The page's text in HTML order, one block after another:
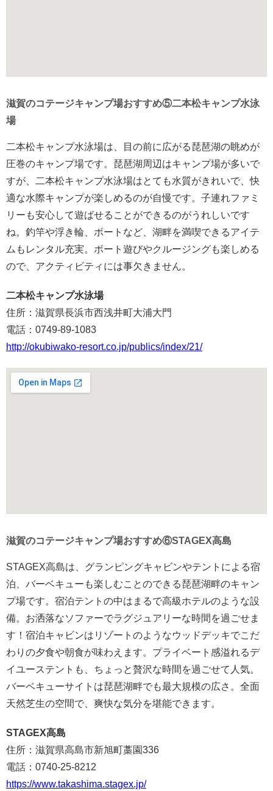
滋賀のコテージキャンプ場おすすめ⑤二本松キャンプ水泳
場
二本松キャンプ水泳場は、目の前に広がる琵琶湖の眺めが
圧巻のキャンプ場です。琵琶湖周辺はキャンプ場が多いで
すが、二本松キャンプ水泳場はとても水質がきれいで、快
適な水際キャンプが楽しめるのが自慢です。子連れファミ
リーも安心して遊ばせることができるのがうれしいです
ね。釣竿や浮き輪、ボートなど、湖畔を満喫できるアイテ
ムもレンタル充実。ボート遊びやクルージングも楽しめる
ので、アクティビティには事欠きません。
二本松キャンプ水泳場
住所：滋賀県長浜市西浅井町大浦大門
電話：0749-89-1083
http://okubiwako-resort.co.jp/publics/index/21/
滋賀のコテージキャンプ場おすすめ⑥STAGEX高島
STAGEX高島は、グランピングキャビンやテントによる宿
泊、バーベキューも楽しむことのできる琵琶湖畔のキャン
プ場です。宿泊テントの中はまるで高級ホテルのような設
備。お洒落なソファーでラグジュアリーな時間を過ごせま
す！宿泊キャビンはリゾートのようなウッドデッキでこだ
わりの夕食や朝食が味わえます。プライベート感溢れるデ
イユーステントも、ちょっと贅沢な時間を過ごせて人気。
バーベキューサイトは琵琶湖畔でも最大規模の広さ。全面
天然芝生の空間で、爽快な気分を堪能できます。
STAGEX高島
住所：滋賀県高島市新旭町藁園336
電話：0740-25-8212
https://www.takashima.stagex.jp/